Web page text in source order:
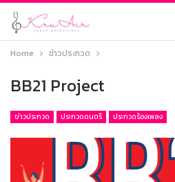
Home ข่าวประกวด
BB21 Project
ข่าวประกวด ประกวดดนตรี ประกวดร้องเพลง